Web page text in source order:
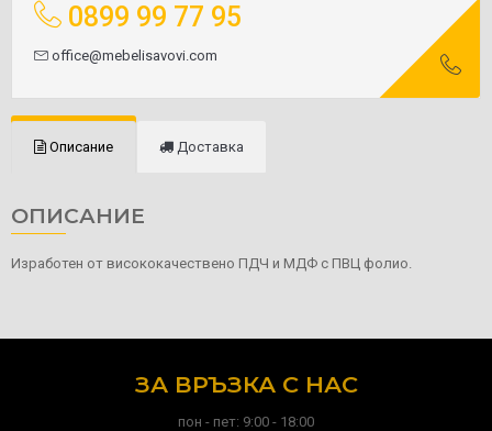
0899 99 77 95
office@mebelisavovi.com
Описание Доставка
ОПИСАНИЕ
Изработен от висококачествено ПДЧ и МДФ с ПВЦ фолио.
ЗА ВРЪЗКА С НАС
пон - пет: 9:00 - 18:00